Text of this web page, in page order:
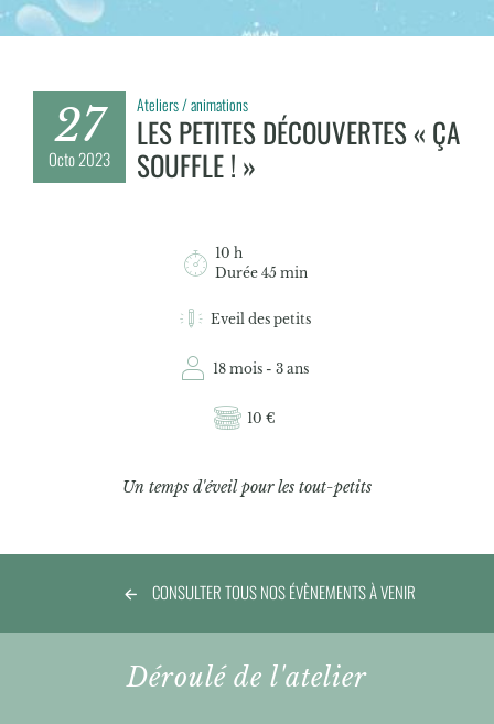
27
Octo2023
Ateliers / animations
LES PETITES DÉCOUVERTES « ÇA
SOUFFLE ! »
10 h
Durée 45 min
Eveil des petits
18 mois - 3 ans
10 €
Un temps d'éveil pour les tout-petits
CONSULTER TOUS NOS ÉVÈNEMENTS À VENIR
Déroulé de l'atelier